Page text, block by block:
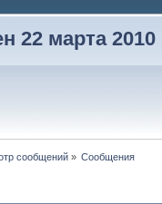
22 марта 2010
сообщений » Сообщения